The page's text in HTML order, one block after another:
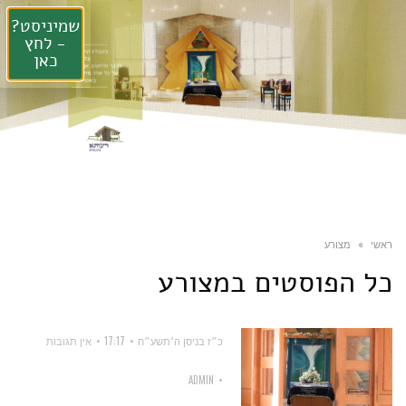
ראשי » מצורע
כל הפוסטים במצורע
כ״ז בניסן ה׳תשע״ח 17:17 אין תגובות
ADMIN
שמיניסט?
- לחץ
כאן